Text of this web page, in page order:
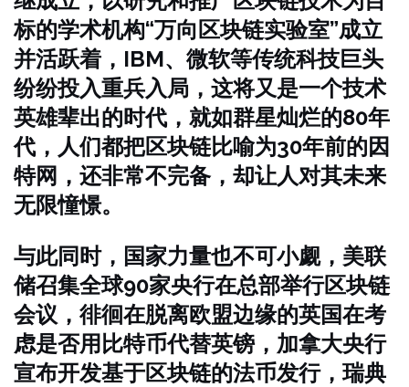
标的学术机构“万向区块链实验室”成立
并活跃着，IBM、微软等传统科技巨头
纷纷投入重兵入局，这将又是一个技术
英雄辈出的时代，就如群星灿烂的80年
代，人们都把区块链比喻为30年前的因
特网，还非常不完备，却让人对其未来
无限憧憬。
与此同时，国家力量也不可小觑，美联
储召集全球90家央行在总部举行区块链
会议，徘徊在脱离欧盟边缘的英国在考
虑是否用比特币代替英镑，加拿大央行
宣布开发基于区块链的法币发行，瑞典